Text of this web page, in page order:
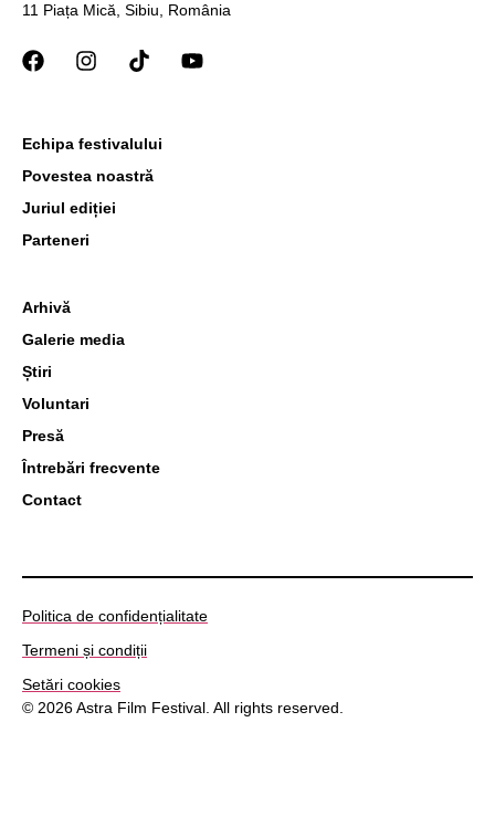
11 Piața Mică, Sibiu, România
Arhivă
Galerie media
Știri
Voluntari
Presă
Întrebări frecvente
Contact
Echipa festivalului
Povestea noastră
Juriul ediției
Parteneri
Politica de confidențialitate
Termeni și condiții
Setări cookies
© 2026 Astra Film Festival. All rights reserved.